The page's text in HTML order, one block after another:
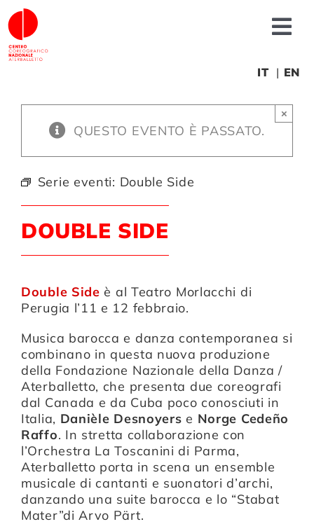
Salta
al
contenuto
Fonderia
Formazione
Compagnia
Sostienici
Calendario
IT EN
QUESTO EVENTO È PASSATO.
×
Serie eventi: Double Side
DOUBLE SIDE
Double Side è al Teatro Morlacchi di
Perugia l’11 e 12 febbraio.
Musica barocca e danza contemporanea si
combinano in questa nuova produzione
della Fondazione Nazionale della Danza /
Aterballetto, che presenta due coreografi
dal Canada e da Cuba poco conosciuti in
Italia, Danièle Desnoyers e Norge Cedeño
Raffo. In stretta collaborazione con
l’Orchestra La Toscanini di Parma,
Aterballetto porta in scena un ensemble
musicale di cantanti e suonatori d’archi,
danzando una suite barocca e lo “Stabat
Mater”di Arvo Pärt.